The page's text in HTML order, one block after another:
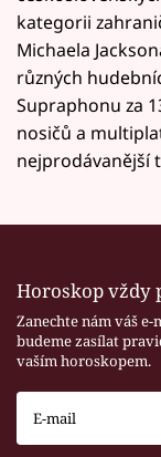
kategorii
Michaela
různých
Supraphonu za
nosičů a
nejprodávanější
Horoskop vždy
Zanechte nám váš
budeme zasílat
vaším horoskopem.